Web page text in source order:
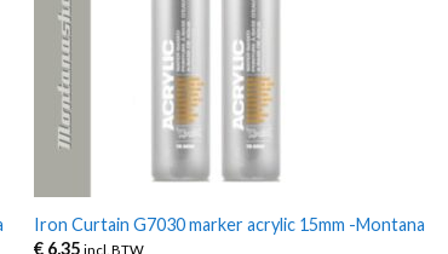
Iron Curtain G7030 marker acrylic 15mm -Montana
€ 6,35 incl. BTW